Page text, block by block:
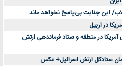
این جنایت بی‌پاسخ نخواهد ماند
در اربیل
از پایگاه‌های آمریکا در منطقه و ستاد فرماندهی ارتش
ستادکل ارتش اسرائیل+ عکس